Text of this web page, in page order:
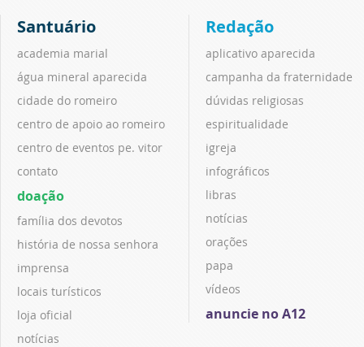
Santuário
academia marial
água mineral aparecida
cidade do romeiro
centro de apoio ao romeiro
centro de eventos pe. vitor
contato
doação
família dos devotos
história de nossa senhora
imprensa
locais turísticos
loja oficial
notícias
Redação
aplicativo aparecida
campanha da fraternidade
dúvidas religiosas
espiritualidade
igreja
infográficos
libras
notícias
orações
papa
vídeos
anuncie no A12